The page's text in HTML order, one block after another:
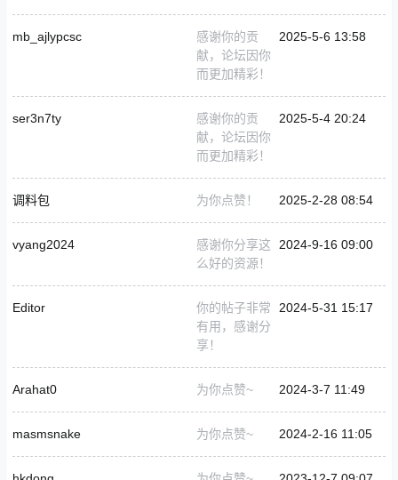
mb_ajlypcsc
感谢你的贡
献，论坛因你
而更加精彩！
2025-5-6 13:58
ser3n7ty
感谢你的贡
献，论坛因你
而更加精彩！
2025-5-4 20:24
调料包 为你点赞！ 2025-2-28 08:54
vyang2024
感谢你分享这
么好的资源！
2024-9-16 09:00
Editor
你的帖子非常
有用，感谢分
享！
2024-5-31 15:17
Arahat0 为你点赞~ 2024-3-7 11:49
masmsnake 为你点赞~ 2024-2-16 11:05